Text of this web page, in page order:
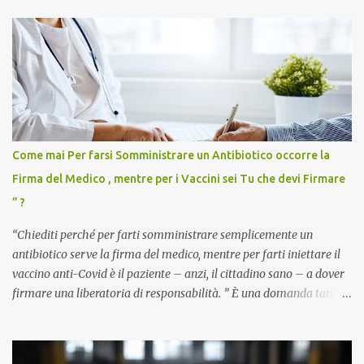
Come mai Per farsi Somministrare un Antibiotico occorre la
Firma del Medico , mentre per i Vaccini sei Tu che devi Firmare
” ?
“Chiediti perché per farti somministrare semplicemente un
antibiotico serve la firma del medico, mentre per farti iniettare il
vaccino anti-Covid è il paziente – anzi, il cittadino sano – a dover
firmare una liberatoria di responsabilità. ” È una domanda tanto
pandemia. Un interrogativo che dovrebbe scuotere chiunque abbia